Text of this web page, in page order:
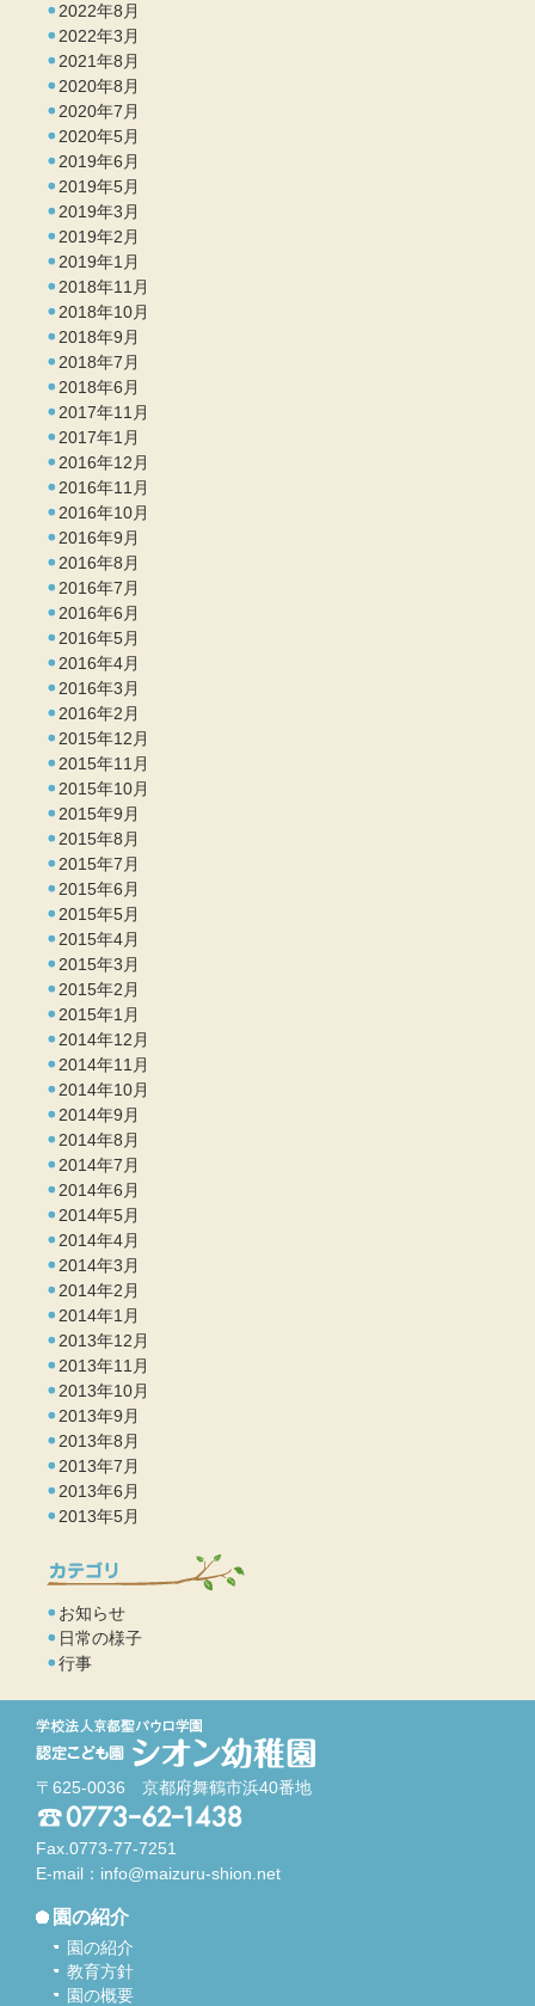
2022年8月
2022年3月
2021年8月
2020年8月
2020年7月
2020年5月
2019年6月
2019年5月
2019年3月
2019年2月
2019年1月
2018年11月
2018年10月
2018年9月
2018年7月
2018年6月
2017年11月
2017年1月
2016年12月
2016年11月
2016年10月
2016年9月
2016年8月
2016年7月
2016年6月
2016年5月
2016年4月
2016年3月
2016年2月
2015年12月
2015年11月
2015年10月
2015年9月
2015年8月
2015年7月
2015年6月
2015年5月
2015年4月
2015年3月
2015年2月
2015年1月
2014年12月
2014年11月
2014年10月
2014年9月
2014年8月
2014年7月
2014年6月
2014年5月
2014年4月
2014年3月
2014年2月
2014年1月
2013年12月
2013年11月
2013年10月
2013年9月
2013年8月
2013年7月
2013年6月
2013年5月
お知らせ
日常の様子
行事
〒625-0036 京都府舞鶴市浜40番地
Fax.0773-77-7251
E-mail： info@maizuru-shion.net
園の紹介
園の紹介
教育方針
園の概要